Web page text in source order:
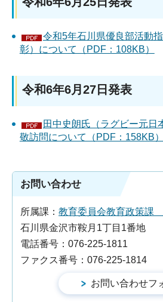
令和5年石川県優良部活動
彰）について（PDF：108KB）
令和6年6月27日発表
田中史朗氏（ラグビー元日
敬訪問について（PDF：158KB）
お問い合わせ
所属課： 教育委員会教育政策課
石川県金沢市鞍月1丁目1番地
電話番号：076-225-1811
ファクス番号：076-225-1814